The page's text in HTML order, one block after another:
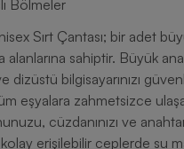
Bölmeler
Sırt Çantası; bir adet
alanlarına sahiptir. Büyük
dizüstü bilgisayarınızı
eşyalara zahmetsizce
cüzdanınızı ve
erişilebilir ceplerde su